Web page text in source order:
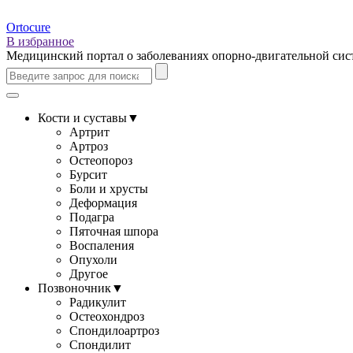
Ortocure
В избранное
Медицинский портал о заболеваниях опорно-двигательной
Кости и суставы▼
Артрит
Артроз
Остеопороз
Бурсит
Боли и хрусты
Деформация
Подагра
Пяточная шпора
Воспаления
Опухоли
Другое
Позвоночник▼
Радикулит
Остеохондроз
Спондилоартроз
Спондилит